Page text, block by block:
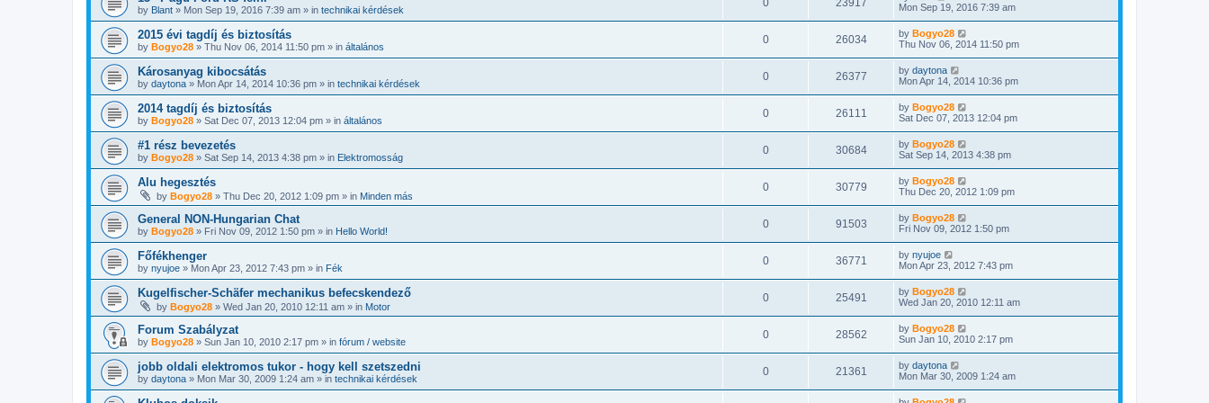
by Blant » Mon Sep 19, 2016 7:39 am » in technikai kérdések
0 23917
Mon Sep 19, 2016 7:39 am
2015 évi tagdíj és biztosítás
by Bogyo28 » Thu Nov 06, 2014 11:50 pm » in általános
0 26034 by Bogyo28
Thu Nov 06, 2014 11:50 pm
Károsanyag kibocsátás
by daytona » Mon Apr 14, 2014 10:36 pm » in technikai kérdések
0 26377 by daytona
Mon Apr 14, 2014 10:36 pm
2014 tagdíj és biztosítás
by Bogyo28 » Sat Dec 07, 2013 12:04 pm » in általános
0 26111 by Bogyo28
Sat Dec 07, 2013 12:04 pm
#1 rész bevezetés
by Bogyo28 » Sat Sep 14, 2013 4:38 pm » in Elektromosság
0 30684 by Bogyo28
Sat Sep 14, 2013 4:38 pm
Alu hegesztés
by Bogyo28 » Thu Dec 20, 2012 1:09 pm » in Minden más
0 30779 by Bogyo28
Thu Dec 20, 2012 1:09 pm
General NON-Hungarian Chat
by Bogyo28 » Fri Nov 09, 2012 1:50 pm » in Hello World!
0 91503 by Bogyo28
Fri Nov 09, 2012 1:50 pm
Főfékhenger
by nyujoe » Mon Apr 23, 2012 7:43 pm » in Fék
0 36771 by nyujoe
Mon Apr 23, 2012 7:43 pm
Kugelfischer-Schäfer mechanikus befecskendező
by Bogyo28 » Wed Jan 20, 2010 12:11 am » in Motor
0 25491 by Bogyo28
Wed Jan 20, 2010 12:11 am
Forum Szabályzat
by Bogyo28 » Sun Jan 10, 2010 2:17 pm » in fórum / website
0 28562 by Bogyo28
Sun Jan 10, 2010 2:17 pm
jobb oldali elektromos tukor - hogy kell szetszedni
by daytona » Mon Mar 30, 2009 1:24 am » in technikai kérdések
0 21361 by daytona
Mon Mar 30, 2009 1:24 am